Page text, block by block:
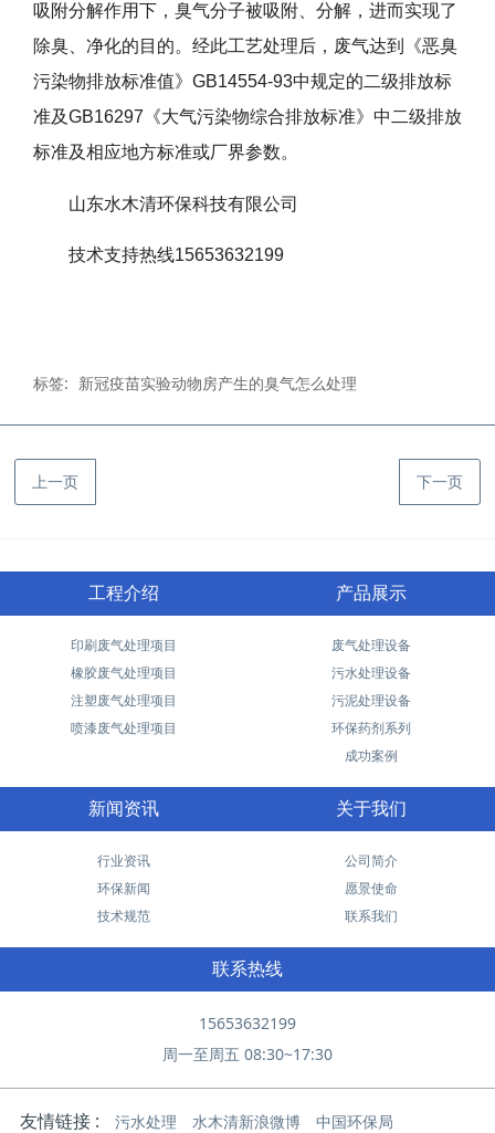
吸附分解作用下，臭气分子被吸附、分解，进而实现了
除臭、净化的目的。经此工艺处理后，废气达到《恶臭
污染物排放标准值》GB14554-93中规定的二级排放标
准及GB16297《大气污染物综合排放标准》中二级排放
标准及相应地方标准或厂界参数。
山东水木清环保科技有限公司
技术支持热线15653632199
标签: 新冠疫苗实验动物房产生的臭气怎么处理
上一页 下一页
工程介绍
印刷废气处理项目
橡胶废气处理项目
注塑废气处理项目
喷漆废气处理项目
产品展示
废气处理设备
污水处理设备
污泥处理设备
环保药剂系列
成功案例
新闻资讯
行业资讯
环保新闻
技术规范
关于我们
公司简介
愿景使命
联系我们
联系热线
15653632199
周一至周五 08:30~17:30
友情链接 : 污水处理 水木清新浪微博 中国环保局